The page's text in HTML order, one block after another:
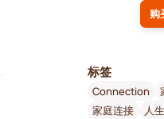
购
标签
Connection
家庭连接
人